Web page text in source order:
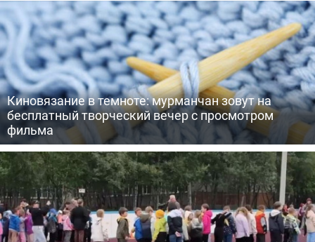
Киновязание в темноте: мурманчан зовут на
бесплатный творческий вечер с просмотром
фильма